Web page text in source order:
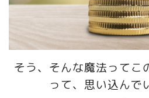
そう、そんな魔法ってこ
って、思い込んで